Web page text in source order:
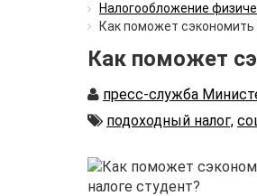
Налогообложение
Как поможет сэкономить
Как поможет
Автор
пресс-служба
Автор
подоходный налог,